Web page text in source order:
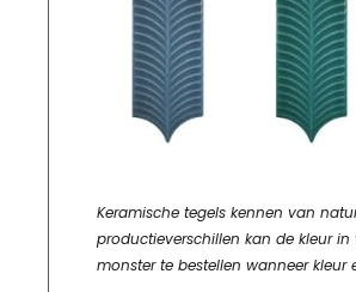
Keramische tegels kennen van
productieverschillen kan de kleur
monster te bestellen wanneer